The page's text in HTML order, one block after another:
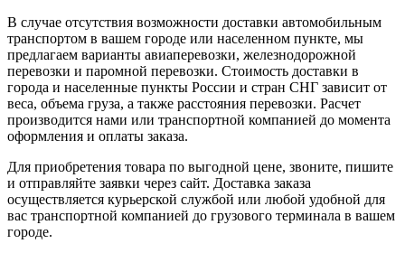
В случае отсутствия возможности доставки автомобильным
транспортом в вашем городе или населенном пункте, мы
предлагаем варианты авиаперевозки, железнодорожной
перевозки и паромной перевозки. Стоимость доставки в
города и населенные пункты России и стран СНГ зависит от
веса, объема груза, а также расстояния перевозки. Расчет
производится нами или транспортной компанией до момента
оформления и оплаты заказа.
Для приобретения товара по выгодной цене, звоните, пишите
и отправляйте заявки через сайт. Доставка заказа
осуществляется курьерской службой или любой удобной для
вас транспортной компанией до грузового терминала в вашем
городе.